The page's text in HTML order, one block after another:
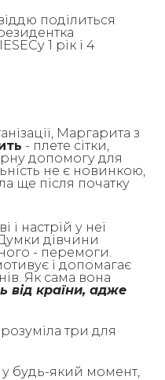
поділиться
1 рік і 4
Маргарита з
- плете сітки,
допомогу для
не є новинкою,
ще після початку
і настрій у неї
дівчини
- перемоги.
і допомагає
Як сама вона
від країни, адже
три для
у будь-який момент,